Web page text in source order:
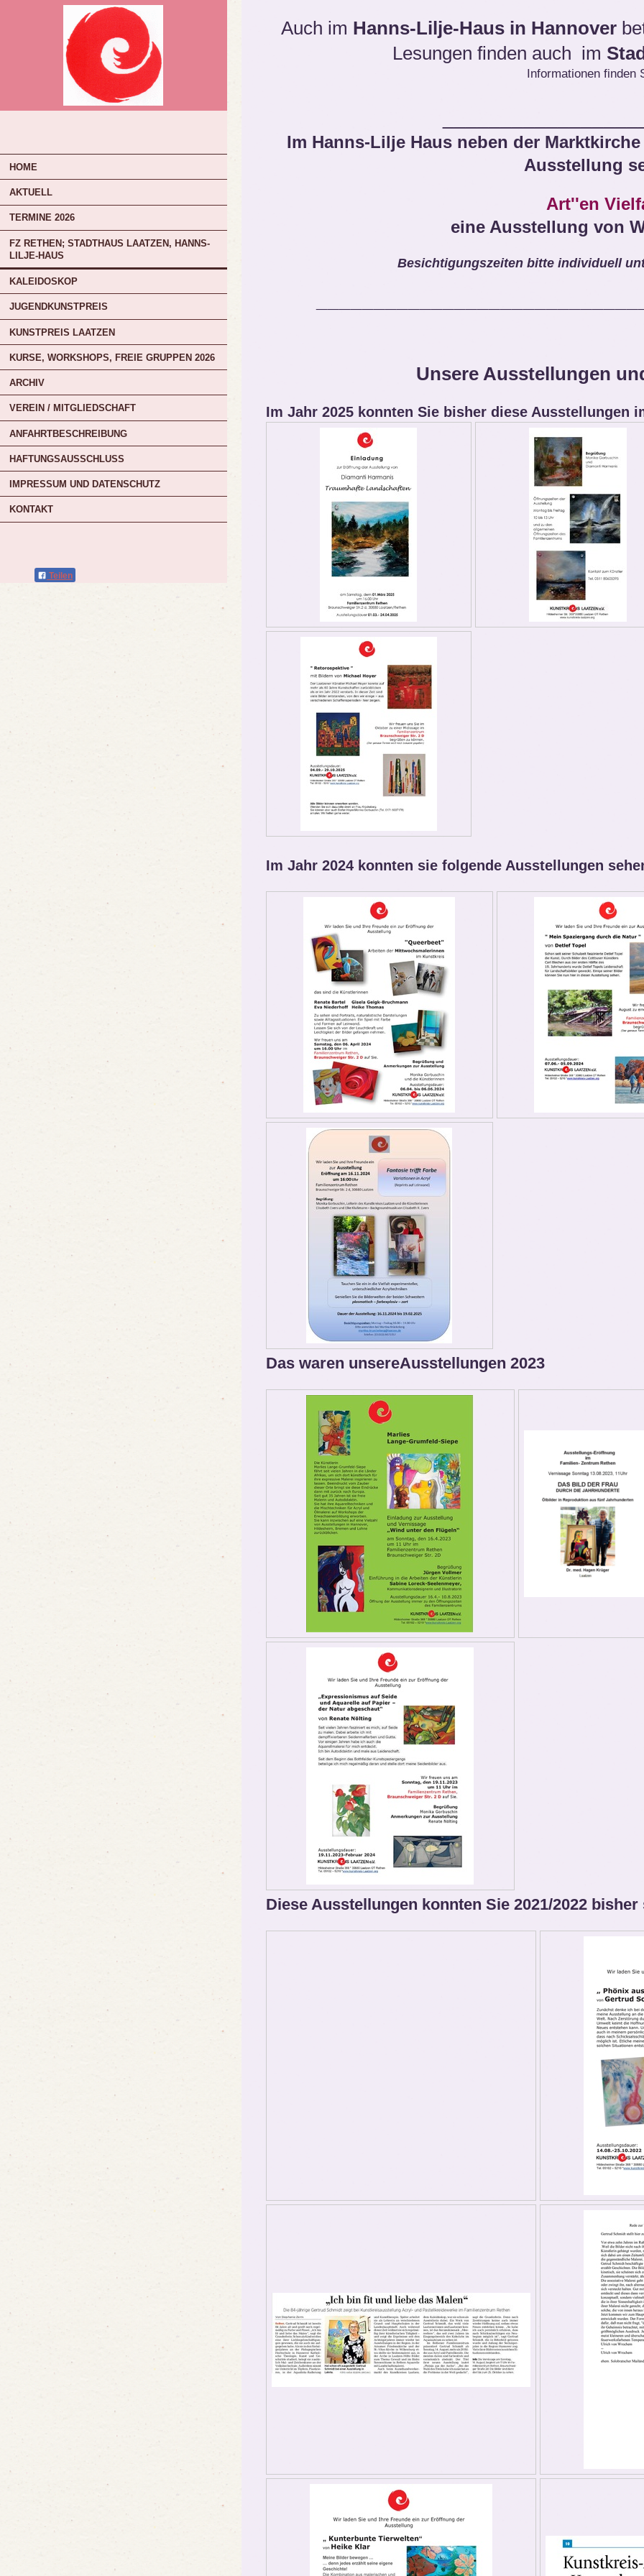
HOME
AKTUELL
TERMINE 2026
FZ RETHEN; STADTHAUS LAATZEN, HANNS-
LILJE-HAUS
KALEIDOSKOP
JUGENDKUNSTPREIS
KUNSTPREIS LAATZEN
KURSE, WORKSHOPS, FREIE GRUPPEN 2026
ARCHIV
VEREIN / MITGLIEDSCHAFT
ANFAHRTBESCHREIBUNG
HAFTUNGSAUSSCHLUSS
IMPRESSUM UND DATENSCHUTZ
KONTAKT
Teilen
Auch im Hanns-Lilje-Haus in Hannover
Lesungen finden auch im
Informationen finden
Im Hanns-Lilje Haus neben der
Ausstellung
Art''en
eine Ausstellung von
Besichtigungszeiten bitte individuell
Unsere Ausstellungen
Im Jahr 2025 konnten Sie bisher diese Ausstellungen
Im Jahr 2024 konnten sie folgende Ausstellungen
Das waren unsereAusstellungen 2023
Diese Ausstellungen konnten Sie 2021/2022 bisher